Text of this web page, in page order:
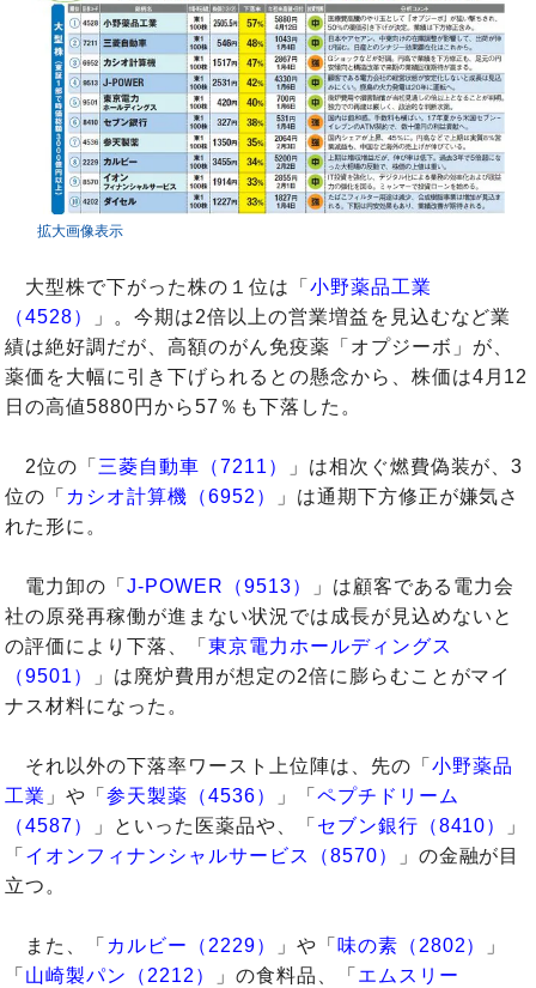
拡大画像表示
大型株で下がった株の１位は「 小野薬品工業
（4528）
」。今期は2倍以上の営業増益を見込むなど業
績は絶好調だが、高額のがん免疫薬「オプジーボ」が、
薬価を大幅に引き下げられるとの懸念から、株価は4月12
日の高値5880円から57％も下落した。
2位の「 三菱自動車（7211）
」は相次ぐ燃費偽装が、3
位の「 カシオ計算機（6952）
」は通期下方修正が嫌気さ
れた形に。
電力卸の「J-POWER（9513）
」は顧客である電力会
社の原発再稼働が進まない状況では成長が見込めないと
の評価により下落、「東京電力ホールディングス
（9501）
」は廃炉費用が想定の2倍に膨らむことがマイ
ナス材料になった。
それ以外の下落率ワースト上位陣は、先の「 小野薬品
工業 」や「参天製薬（4536） 」「 ペプチドリーム
（4587）
」といった医薬品や、「 セブン銀行（8410）
」
「 イオンフィナンシャルサービス（8570）
」の金融が目
立つ。
また、「 カルビー（2229） 」や「 味の素（2802）
」
「 山崎製パン（2212） 」の食料品、「 エムスリー